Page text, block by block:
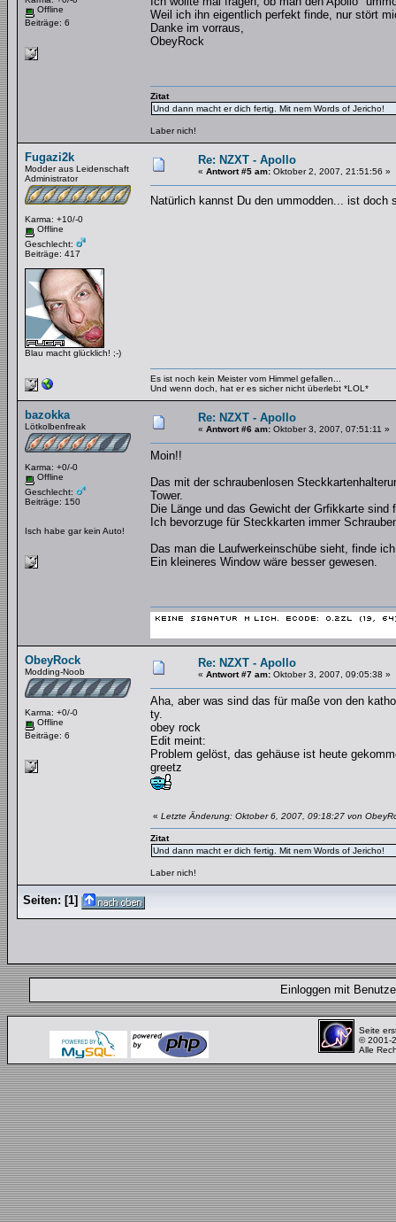
Offline
Beiträge: 6
Weil ich ihn eigentlich perfekt finde, nur stört
Danke im vorraus,
ObeyRock
Zitat
Und dann macht er dich fertig. Mit nem Words of Jericho!
Laber nich!
Fugazi2k
Modder aus Leidenschaft
Administrator
Karma: +10/-0
Offline
Geschlecht:
Beiträge: 417
Blau macht glücklich! ;-)
Re: NZXT - Apollo
« Antwort #5 am: Oktober 2, 2007, 21:51:56 »
Natürlich kannst Du den ummodden... ist doch
Es ist noch kein Meister vom Himmel gefallen...
Und wenn doch, hat er es sicher nicht überlebt *LOL*
bazokka
Lötkolbenfreak
Karma: +0/-0
Offline
Geschlecht:
Beiträge: 150
Isch habe gar kein Auto!
Re: NZXT - Apollo
« Antwort #6 am: Oktober 3, 2007, 07:51:11 »
Moin!!
Das mit der schraubenlosen
Tower.
Die Länge und das Gewicht der Grfikkarte
Ich bevorzuge für Steckkarten immer
Das man die Laufwerkeinschübe sieht, finde
Ein kleineres Window wäre besser gewesen.
ObeyRock
Modding-Noob
Karma: +0/-0
Offline
Beiträge: 6
Re: NZXT - Apollo
« Antwort #7 am: Oktober 3, 2007, 09:05:38 »
Aha, aber was sind das für maße von den
ty.
obey rock
Edit meint:
Problem gelöst, das gehäuse ist heute
greetz
« Letzte Änderung: Oktober 6, 2007, 09:18:27 von
Zitat
Und dann macht er dich fertig. Mit nem Words of Jericho!
Laber nich!
Seiten: [1]
Einloggen mit
Seite
© 2001-
Alle